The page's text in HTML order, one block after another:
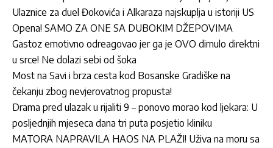
Ulaznice za duel Đokovića i Alkaraza najskuplja u istoriji US
Opena! SAMO ZA ONE SA DUBOKIM DŽEPOVIMA
Gastoz emotivno odreagovao jer ga je OVO dirnulo direktni
u srce! Ne dolazi sebi od šoka
Most na Savi i brza cesta kod Bosanske Gradiške na
čekanju zbog nevjerovatnog propusta!
Drama pred ulazak u rijaliti 9 – ponovo morao kod ljekara: U
posljednjih mjeseca dana tri puta posjetio kliniku
MATORA NAPRAVILA HAOS NA PLAŽI! Uživa na moru sa